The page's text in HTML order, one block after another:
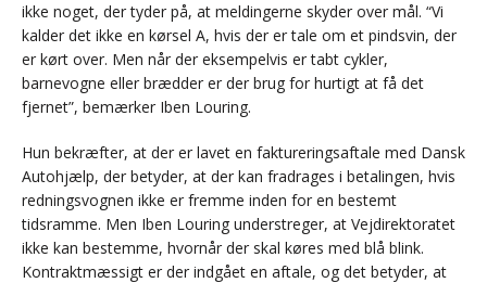
ikke noget, der tyder på, at meldingerne skyder over mål. “Vi
kalder det ikke en kørsel A, hvis der er tale om et pindsvin, der
er kørt over. Men når der eksempelvis er tabt cykler,
barnevogne eller brædder er der brug for hurtigt at få det
fjernet”, bemærker Iben Louring.
Hun bekræfter, at der er lavet en faktureringsaftale med Dansk
Autohjælp, der betyder, at der kan fradrages i betalingen, hvis
redningsvognen ikke er fremme inden for en bestemt
tidsramme. Men Iben Louring understreger, at Vejdirektoratet
ikke kan bestemme, hvornår der skal køres med blå blink.
Kontraktmæssigt er der indgået en aftale, og det betyder, at